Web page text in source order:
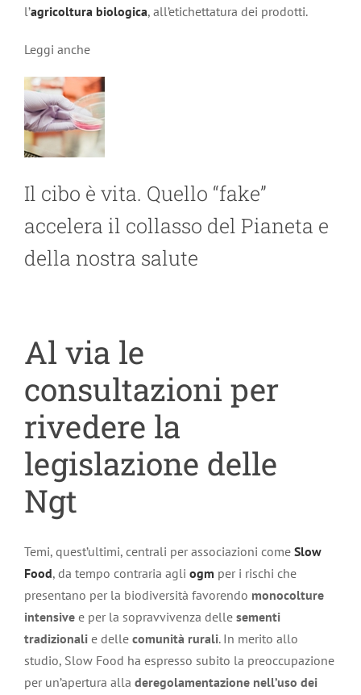
l’agricoltura biologica, all’etichettatura dei prodotti.
Leggi anche
Il cibo è vita. Quello “fake”
accelera il collasso del Pianeta e
della nostra salute
Al via le
consultazioni per
rivedere la
legislazione delle
Ngt
Temi, quest’ultimi, centrali per associazioni come Slow
Food, da tempo contraria agli ogm per i rischi che
presentano per la biodiversità favorendo monocolture
intensive e per la sopravvivenza delle sementi
tradizionali e delle comunità rurali. In merito allo
studio, Slow Food ha espresso subito la preoccupazione
per un’apertura alla deregolamentazione nell’uso dei